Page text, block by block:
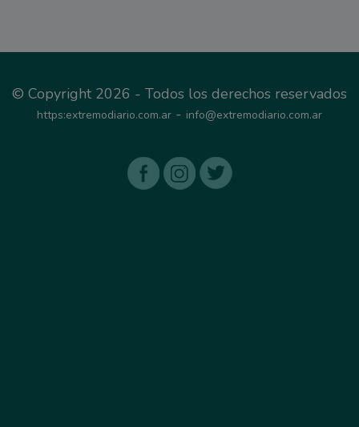
© Copyright 2026 - Todos los derechos reservados
https:extremodiario.com.ar - info@extremodiario.com.ar